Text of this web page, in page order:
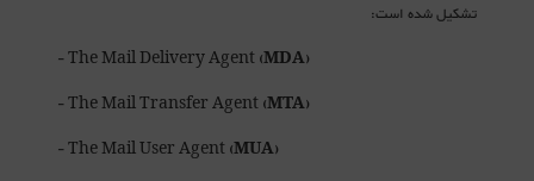
تشکیل شده است:
- The Mail Delivery Agent (MDA)
- The Mail Transfer Agent (MTA)
- The Mail User Agent (MUA)